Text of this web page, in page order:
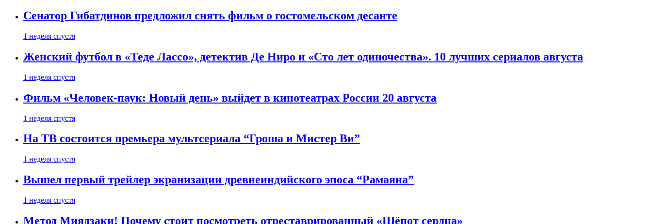
Сенатор Гибатдинов предложил снять фильм о гостомельском десанте
1 неделя спустя
Женский футбол в «Теде Лассо», детектив Де Ниро и «Сто лет одиночества». 10 лучших сериалов августа
1 неделя спустя
Фильм «Человек-паук: Новый день» выйдет в кинотеатрах России 20 августа
1 неделя спустя
На ТВ состоится премьера мультсериала “Гроша и Мистер Ви”
1 неделя спустя
Вышел первый трейлер экранизации древнеиндийского эпоса “Рамаяна”
1 неделя спустя
Метод Миядзаки! Почему стоит посмотреть отреставрированный «Шёпот сердца»